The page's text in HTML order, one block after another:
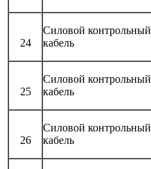
24
Силовой контрольный
кабель
25
Силовой контрольный
кабель
26
Силовой контрольный
кабель